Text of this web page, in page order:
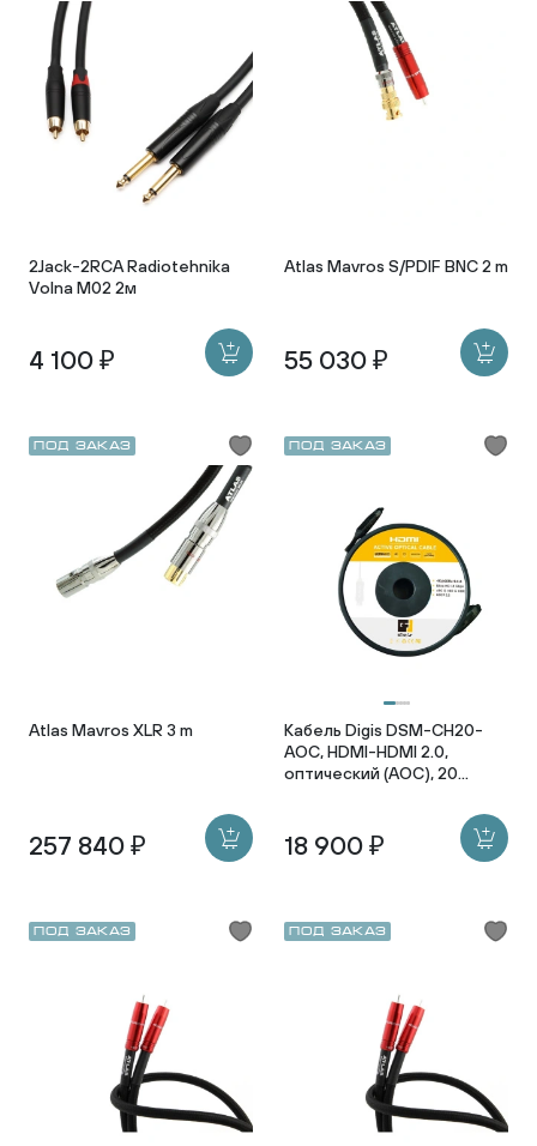
2Jack-2RCA Radiotehnika
Volna M02 2м
4 100 ₽
Atlas Mavros S/PDIF BNC 2 m
55 030 ₽
Под заказ
Atlas Mavros XLR 3 m
257 840 ₽
Под заказ
Кабель Digis DSM-CH20-
AOC, HDMI-HDMI 2.0,
оптический (AOC), 20
18 900 ₽
Под заказ Под заказ